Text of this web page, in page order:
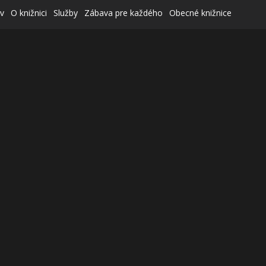
O knižnici Služby Zábava pre každého Obecné knižnice